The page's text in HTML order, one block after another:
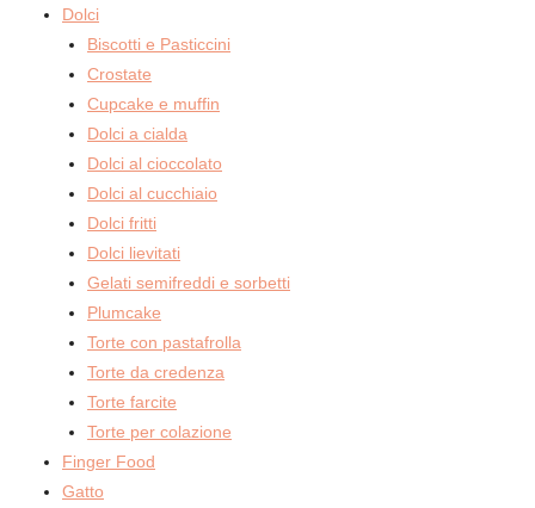
Dolci
Biscotti e Pasticcini
Crostate
Cupcake e muffin
Dolci a cialda
Dolci al cioccolato
Dolci al cucchiaio
Dolci fritti
Dolci lievitati
Gelati semifreddi e sorbetti
Plumcake
Torte con pastafrolla
Torte da credenza
Torte farcite
Torte per colazione
Finger Food
Gatto